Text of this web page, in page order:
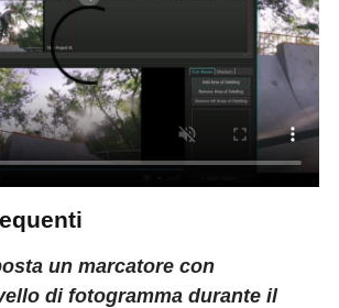
un marcatore con
di fotogramma durante il